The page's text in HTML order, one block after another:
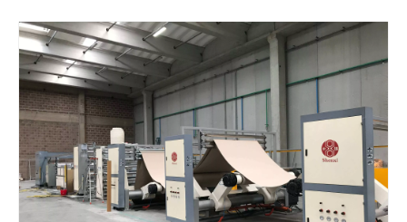
HCM-2500高速纸蜂窝制造机 6mm高速全自动蜂窝芯纸机